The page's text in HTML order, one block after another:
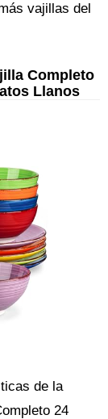
vajillas del
Completo
Llanos
de la
24